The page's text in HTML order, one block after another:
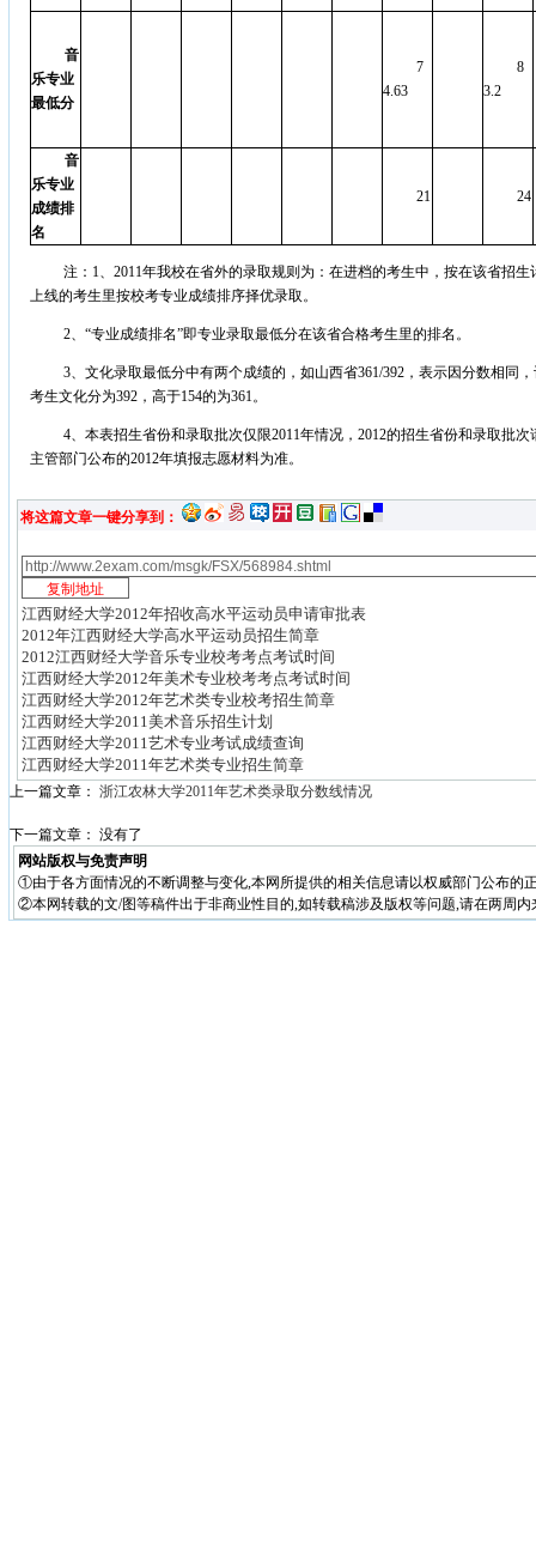
音
乐专业
最低分
7
4.63
8
3.2
音
乐专业
成绩排
名
21 24
注：1、2011年我校在省外的录取规则为：在进档的考生中，按在该省招
上线的考生里按校考专业成绩排序择优录取。
2、“专业成绩排名”即专业录取最低分在该省合格考生里的排名。
3、文化录取最低分中有两个成绩的，如山西省361/392，表示因分数相同
考生文化分为392，高于154的为361。
4、本表招生省份和录取批次仅限2011年情况，2012的招生省份和录取批
主管部门公布的2012年填报志愿材料为准。
将这篇文章一键分享到：
江西财经大学2012年招收高水平运动员申请审批表
2012年江西财经大学高水平运动员招生简章
2012江西财经大学音乐专业校考考点考试时间
江西财经大学2012年美术专业校考考点考试时间
江西财经大学2012年艺术类专业校考招生简章
江西财经大学2011美术音乐招生计划
江西财经大学2011艺术专业考试成绩查询
江西财经大学2011年艺术类专业招生简章
上一篇文章： 浙江农林大学2011年艺术类录取分数线情况
下一篇文章： 没有了
网站版权与免责声明
①由于各方面情况的不断调整与变化,本网所提供的相关信息请以权威部门公布的
②本网转载的文/图等稿件出于非商业性目的,如转载稿涉及版权等问题,请在两周内